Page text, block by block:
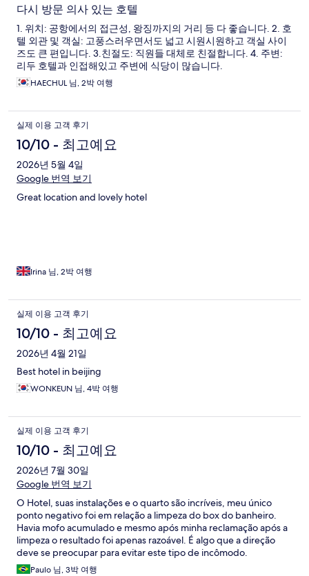
다시 방문 의사 있는 호텔
1. 위치: 공항에서의 접근성, 왕징까지의 거리 등 다 좋습니다. 2. 호
텔 외관 및 객실: 고풍스러우면서도 넓고 시원시원하고 객실 사이
즈도 큰 편입니다. 3.친절도: 직원들 대체로 친절합니다. 4. 주변:
리두 호텔과 인접해있고 주변에 식당이 많습니다.
HAECHUL 님, 2박 여행
실제 이용 고객 후기
10/10 - 최고예요
2026년 5월 4일
Google 번역 보기
Great location and lovely hotel
Irina 님, 2박 여행
실제 이용 고객 후기
10/10 - 최고예요
2026년 4월 21일
Best hotel in beijing
WONKEUN 님, 4박 여행
실제 이용 고객 후기
10/10 - 최고예요
2026년 7월 30일
Google 번역 보기
O Hotel, suas instalações e o quarto são incríveis, meu único
ponto negativo foi em relação a limpeza do box do banheiro.
Havia mofo acumulado e mesmo após minha reclamação após a
limpeza o resultado foi apenas razoável. É algo que a direção
deve se preocupar para evitar este tipo de incômodo.
Paulo 님, 3박 여행